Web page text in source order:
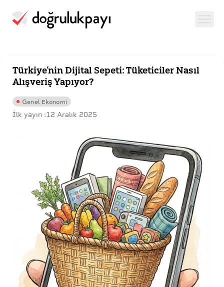
Türkiye’nin Dijital Sepeti: Tüketiciler Nasıl
Alışveriş Yapıyor?
Genel Ekonomi
İlk yayın :12 Aralık 2025